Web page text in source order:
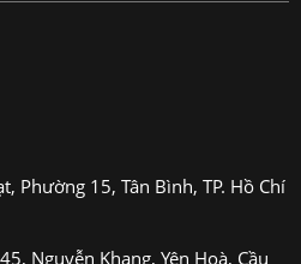
Phường 15, Tân Bình, TP. Hồ Chí
Nguyễn Khang, Yên Hoà, Cầu